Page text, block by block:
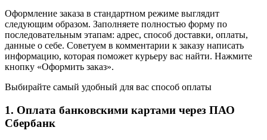
Оформление заказа в стандартном режиме выглядит
следующим образом. Заполняете полностью форму по
последовательным этапам: адрес, способ доставки, оплаты,
данные о себе. Советуем в комментарии к заказу написать
информацию, которая поможет курьеру вас найти. Нажмите
кнопку «Оформить заказ».
Выбирайте самый удобный для вас способ оплаты
1. Оплата банковскими картами через ПАО
Сбербанк